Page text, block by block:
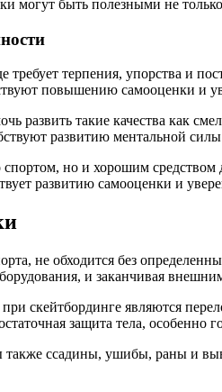
могут быть полезными не
терпения, упорства и
повышению самооценки и
развить такие качества как
развитию ментальной
но и хорошим
развитию самооценки и
не обходится без
и заканчивая
скейтбординге являются
защита тела, особенно
ссадины, ушибы, раны и